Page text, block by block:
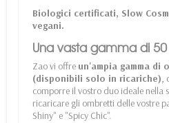
Biologici certificati, Slow
vegani.
Una vasta gamma di
Zao vi offre un'ampia gamma di
(disponibili solo in ricariche),
comporre il vostro duo ideale nella
ricaricare gli ombretti delle vostre
Shiny" e "Spicy Chic".